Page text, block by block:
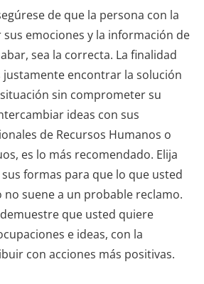
de que la persona con la
emociones y la información de
sea la correcta. La finalidad
justamente encontrar la solución
sin comprometer su
ideas con sus
de Recursos Humanos o
es lo más recomendado. Elija
formas para que lo que usted
suene a un probable reclamo.
que usted quiere
e ideas, con la
con acciones más positivas.